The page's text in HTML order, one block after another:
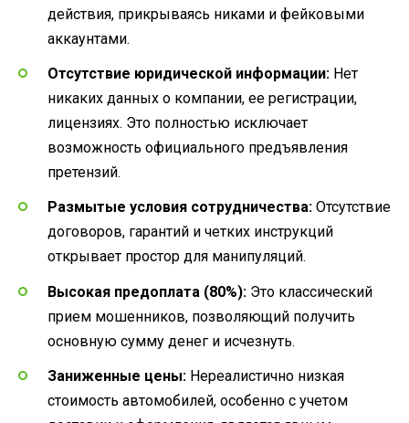
действия, прикрываясь никами и фейковыми
аккаунтами.
Отсутствие юридической информации: Нет
никаких данных о компании, ее регистрации,
лицензиях. Это полностью исключает
возможность официального предъявления
претензий.
Размытые условия сотрудничества: Отсутствие
договоров, гарантий и четких инструкций
открывает простор для манипуляций.
Высокая предоплата (80%): Это классический
прием мошенников, позволяющий получить
основную сумму денег и исчезнуть.
Заниженные цены: Нереалистично низкая
стоимость автомобилей, особенно с учетом